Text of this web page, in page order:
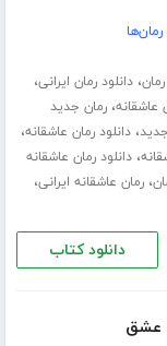
رمان‌ها
رمان،دانلود رمان ایرانی،
عاشقانه،رمان جدید
،دانلود رمان عاشقانه،
،دانلود رمان عاشقانه
،رمان عاشقانه ایرانی،
دانلود کتاب
عشق